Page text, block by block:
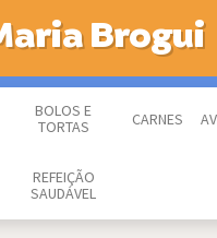
Brogui
BOLOS E
TORTAS
CARNES
REFEIÇÃO
SAUDÁVEL